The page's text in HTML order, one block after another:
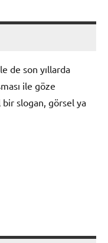
de son yıllarda
ile göze
bir slogan, görsel ya